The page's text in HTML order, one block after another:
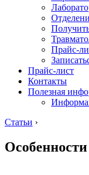
Прайс-
Прайс-лист
Контакты
Полезная
Статьи ›